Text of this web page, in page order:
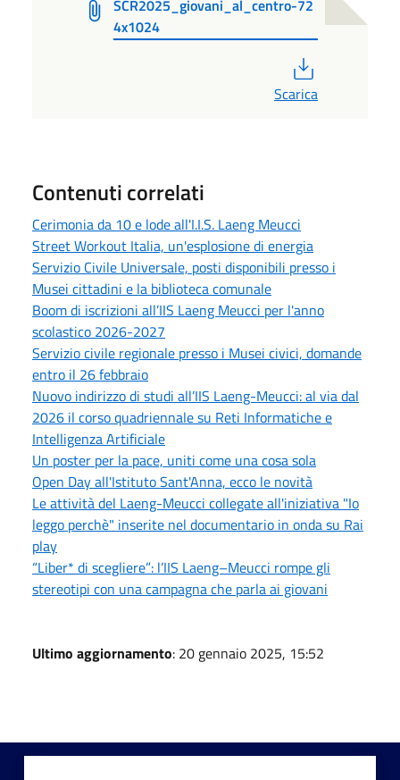
SCR2025_giovani_al_centro-72
4x1024
Scarica
Contenuti correlati
Cerimonia da 10 e lode all'I.I.S. Laeng Meucci
Street Workout Italia, un'esplosione di energia
Servizio Civile Universale, posti disponibili presso i
Musei cittadini e la biblioteca comunale
Boom di iscrizioni all’IIS Laeng Meucci per l'anno
scolastico 2026-2027
Servizio civile regionale presso i Musei civici, domande
entro il 26 febbraio
Nuovo indirizzo di studi all’IIS Laeng-Meucci: al via dal
2026 il corso quadriennale su Reti Informatiche e
Intelligenza Artificiale
Un poster per la pace, uniti come una cosa sola
Open Day all'Istituto Sant'Anna, ecco le novità
Le attività del Laeng-Meucci collegate all'iniziativa "Io
leggo perchè" inserite nel documentario in onda su Rai
play
“Liber* di scegliere”: l’IIS Laeng–Meucci rompe gli
stereotipi con una campagna che parla ai giovani
Ultimo aggiornamento: 20 gennaio 2025, 15:52